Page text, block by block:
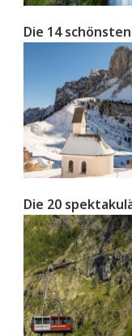
Die 14
Die 20